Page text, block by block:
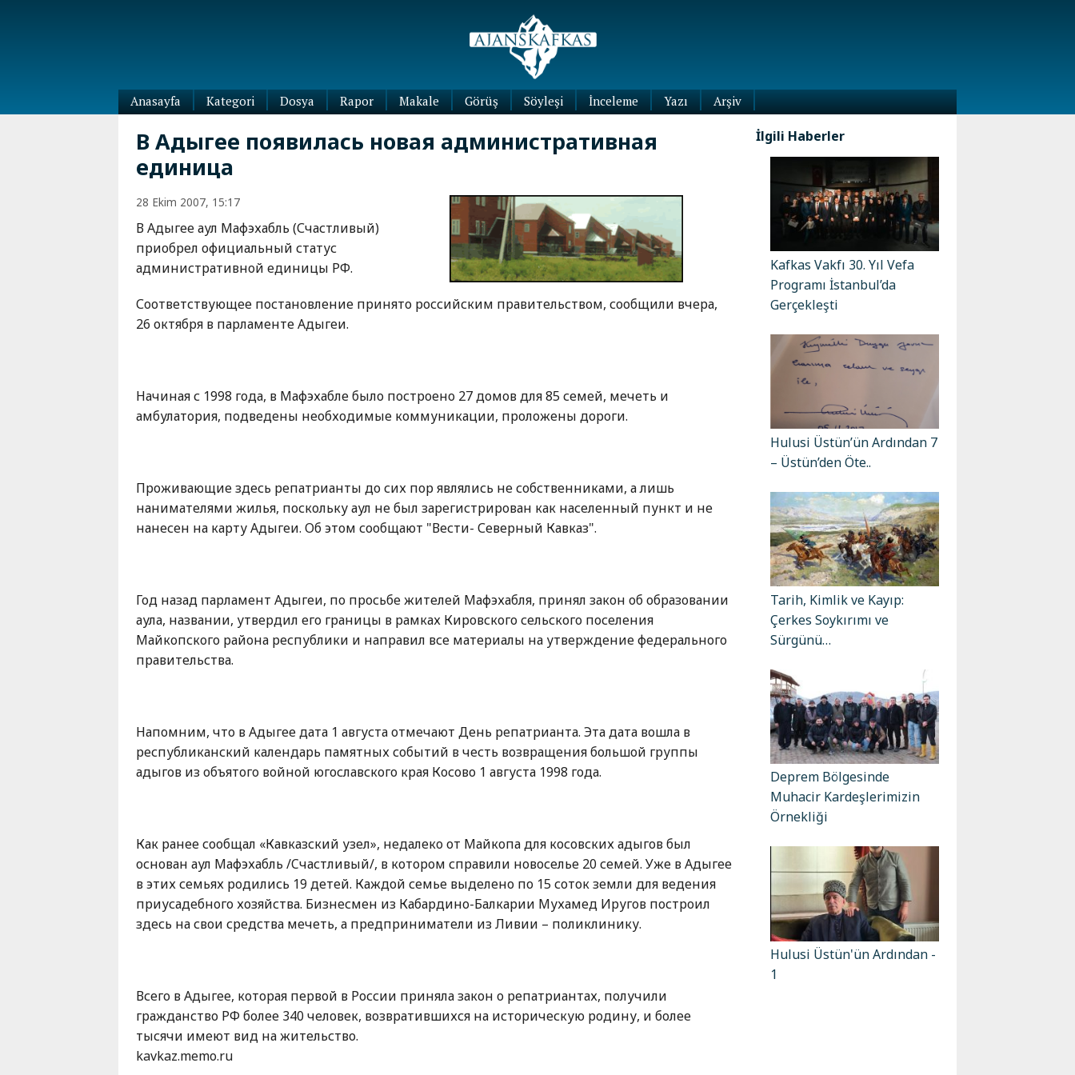
Anasayfa
Kategori
Dünya
Kafkasya
Adıgey
Çeçenya
Dağıstan
Güney
İnguşetya
Kabardey-
Çerkes
Krasnodar
Stavropol
Kray
Ötesi
Azerbaycan
Ermenistan
Gürcistan
Dosya Rapor Makale Görüş Söyleşi İnceleme
Yazı
Arşiv
В Адыгее появилась новая административная
единица
28 Ekim 2007, 15:17
В Адыгее аул Мафэхабль (Счастливый)
приобрел официальный статус
административной единицы РФ.
Соответствующее постановление принято российским правительством, сообщили вчера,
26 октября в парламенте Адыгеи.
Начиная с 1998 года, в Мафэхабле было построено 27 домов для 85 семей, мечеть и
амбулатория, подведены необходимые коммуникации, проложены дороги.
Проживающие здесь репатрианты до сих пор являлись не собственниками, а лишь
нанимателями жилья, поскольку аул не был зарегистрирован как населенный пункт и не
нанесен на карту Адыгеи. Об этом сообщают "Вести- Северный Кавказ".
Год назад парламент Адыгеи, по просьбе жителей Мафэхабля, принял закон об образовании
аула, названии, утвердил его границы в рамках Кировского сельского поселения
Майкопского района республики и направил все материалы на утверждение федерального
правительства.
Напомним, что в Адыгее дата 1 августа отмечают День репатрианта. Эта дата вошла в
республиканский календарь памятных событий в честь возвращения большой группы
адыгов из объятого войной югославского края Косово 1 августа 1998 года.
Как ранее сообщал «Кавказский узел», недалеко от Майкопа для косовских адыгов был
основан аул Мафэхабль /Cчастливый/, в котором справили новоселье 20 семей. Уже в Адыгее
в этих семьях родились 19 детей. Каждой семье выделено по 15 соток земли для ведения
приусадебного хозяйства. Бизнесмен из Кабардино-Балкарии Мухамед Иругов построил
здесь на свои средства мечеть, а предприниматели из Ливии – поликлинику.
Всего в Адыгее, которая первой в России приняла закон о репатриантах, получили
гражданство РФ более 340 человек, возвратившихся на историческую родину, и более
тысячи имеют вид на жительство.
kavkaz.memo.ru
İlgili Haberler
Kafkas Vakfı 30. Yıl Vefa
Programı İstanbul’da
Gerçekleşti
Hulusi Üstün’ün Ardından 7
– Üstün’den Öte..
Tarih, Kimlik ve Kayıp:
Çerkes Soykırımı ve
Sürgünü…
Deprem Bölgesinde
Muhacir Kardeşlerimizin
Örnekliği
Hulusi Üstün'ün Ardından -
1